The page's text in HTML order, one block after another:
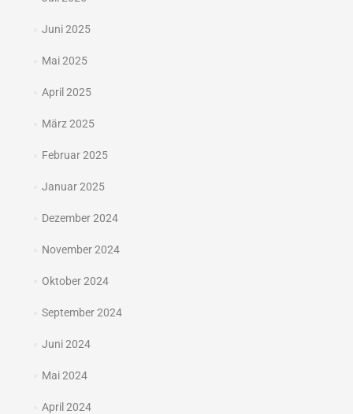
Juni 2025
Mai 2025
April 2025
März 2025
Februar 2025
Januar 2025
Dezember 2024
November 2024
Oktober 2024
September 2024
Juni 2024
Mai 2024
April 2024